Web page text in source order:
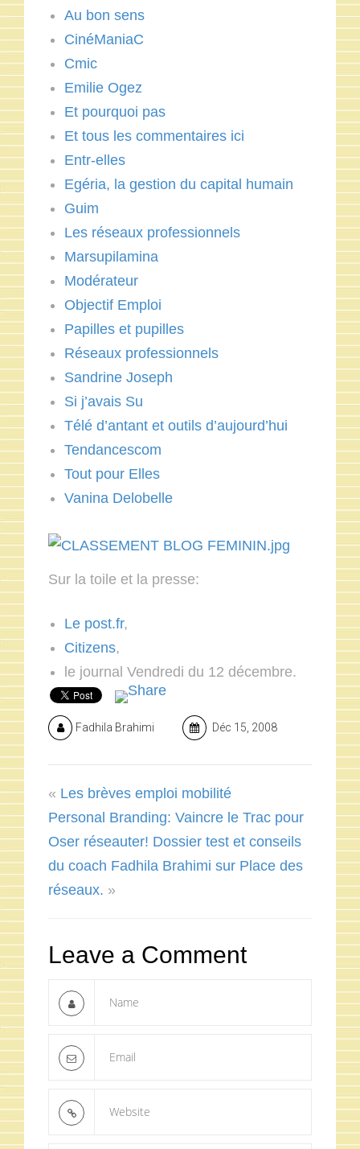
Au bon sens
CinéManiaC
Cmic
Emilie Ogez
Et pourquoi pas
Et tous les commentaires ici
Entr-elles
Egéria, la gestion du capital humain
Guim
Les réseaux professionnels
Marsupilamina
Modérateur
Objectif Emploi
Papilles et pupilles
Réseaux professionnels
Sandrine Joseph
Si j’avais Su
Télé d’antant et outils d’aujourd’hui
Tendancescom
Tout pour Elles
Vanina Delobelle
Sur la toile et la presse:
Le post.fr,
Citizens,
le journal Vendredi du 12 décembre.
Fadhila Brahimi Déc 15, 2008
« Les brèves emploi mobilité
Personal Branding: Vaincre le Trac pour
Oser réseauter! Dossier test et conseils
du coach Fadhila Brahimi sur Place des
réseaux. »
Leave a Comment